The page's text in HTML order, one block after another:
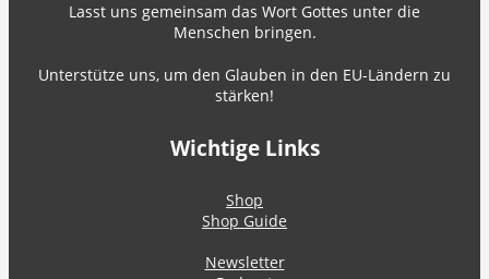
Lasst uns gemeinsam das Wort Gottes unter die
Menschen bringen.
Unterstütze uns, um den Glauben in den EU-Ländern zu
stärken!
Wichtige Links
Shop
Shop Guide
Newsletter